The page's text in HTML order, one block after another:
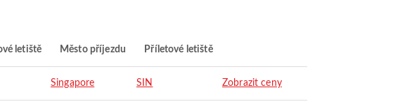
letiště Město příjezdu Příletové letiště
Singapore SIN Zobrazit ceny